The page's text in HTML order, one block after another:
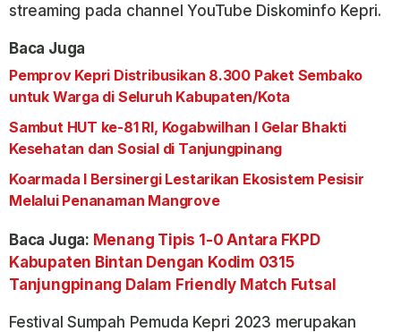
streaming pada channel YouTube Diskominfo Kepri.
Baca Juga
Pemprov Kepri Distribusikan 8.300 Paket Sembako
untuk Warga di Seluruh Kabupaten/Kota
Sambut HUT ke-81 RI, Kogabwilhan I Gelar Bhakti
Kesehatan dan Sosial di Tanjungpinang
Koarmada I Bersinergi Lestarikan Ekosistem Pesisir
Melalui Penanaman Mangrove
Baca Juga: Menang Tipis 1-0 Antara FKPD
Kabupaten Bintan Dengan Kodim 0315
Tanjungpinang Dalam Friendly Match Futsal
Festival Sumpah Pemuda Kepri 2023 merupakan